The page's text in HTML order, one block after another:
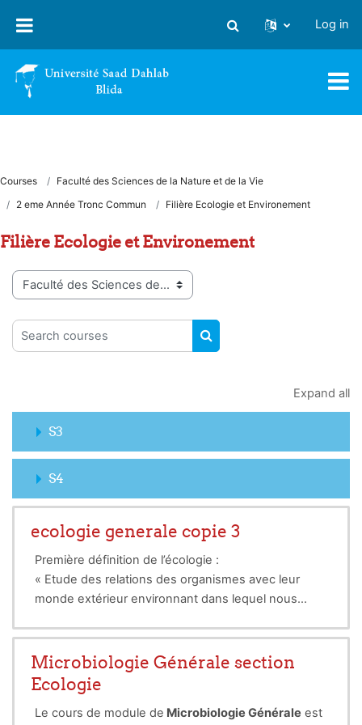
Toggle search input
Log in
Courses
Faculté des Sciences de la Nature et de la Vie
2 eme Année Tronc Commun
Filière Ecologie et Environement
Filière Ecologie et Environement
Course categories
Search courses
SEARCH COURSES
Expand all
S3
S4
ecologie generale copie 3
Première définition de l’écologie :
« Etude des relations des organismes avec leur
monde extérieur environnant dans lequel nous
d’existence » (Haeckel, 1866)
 Définition adoptée :
« La science qui étudie les conditions d’existence
des êtres vivants et les interactions de toutes
sortes qui existent entre ces êtres vivants d’une
Microbiologie Générale section
Ecologie
Le cours de module de Microbiologie Générale est